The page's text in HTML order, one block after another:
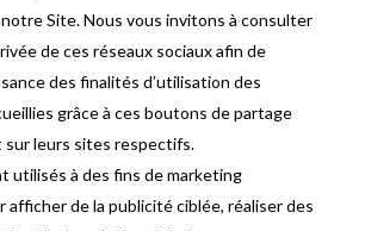
Site. Nous vous invitons à consulter
de ces réseaux sociaux afin de
des finalités d’utilisation des
grâce à ces boutons de partage
sur leurs sites respectifs.
utilisés à des fins de marketing
afficher de la publicité ciblée, réaliser des